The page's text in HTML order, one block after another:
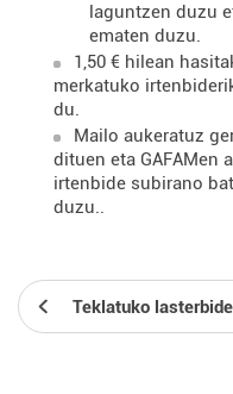
laguntzen duzu
ematen duzu.
1,50 € hilean
merkatuko
du.
Mailo aukeratuz
dituen eta GAFAMen
irtenbide subirano
duzu..
Teklatuko